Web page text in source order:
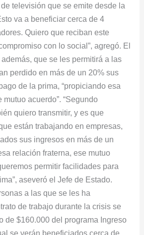
televisión que se emite desde la
va a beneficiar cerca de 4
Quiero que reciban este
con lo social”, agregó. El
que se les permitirá a las
perdido en más de un 20% sus
de la prima, “propiciando esa
acuerdo”. “Segundo
quiero transmitir, y es que
están trabajando en empresas,
sus ingresos en más de un
relación fraterna, ese mutuo
permitir facilidades para
aseveró el Jefe de Estado.
a las que se les ha
de trabajo durante la crisis se
de $160.000 del programa Ingreso
se verán beneficiados cerca de